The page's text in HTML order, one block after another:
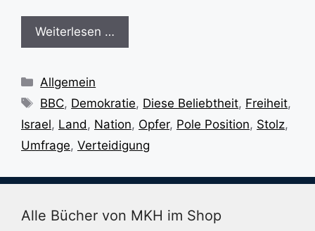
Weiterlesen …
Kategorien
Allgemein
Schlagwörter
BBC, Demokratie, Diese Beliebtheit, Freiheit,
Israel, Land, Nation, Opfer, Pole Position, Stolz,
Umfrage, Verteidigung
Alle Bücher von MKH im Shop